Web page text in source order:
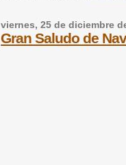
viernes, 25 de diciembre
Gran Saludo de